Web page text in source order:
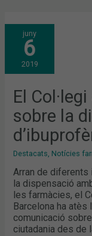
juny
6
2019
El
sobre la
Destacats Notícies
Arran de diferents
la dispensació
les farmàcies, el
Barcelona ha
comunicació
ciutadania des de
EL
COL·LEGI
ACLAREIX
DUBTES
SOBRE
LA
DISPENSACIÓ
I
PARACETAMOL